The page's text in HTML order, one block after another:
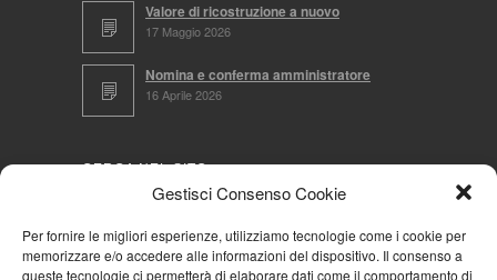
Gestisci Consenso Cookie
Per fornire le migliori esperienze, utilizziamo tecnologie come i cookie per
memorizzare e/o accedere alle informazioni del dispositivo. Il consenso a
queste tecnologie ci permetterà di elaborare dati come il comportamento di
Valore di ricostruzione a nuovo
17 Maggio 2026
Nomina e conferma amministratore
16 Aprile 2026
CERCA NEL SITO
NAVIGA PER